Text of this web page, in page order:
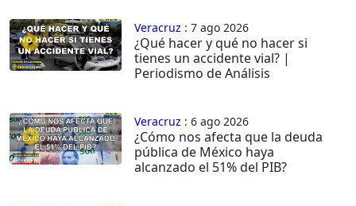
Veracruz : 7 ago 2026
¿Qué hacer y qué no hacer si
tienes un accidente vial? |
Periodismo de Análisis
Veracruz : 6 ago 2026
¿Cómo nos afecta que la deuda
pública de México haya
alcanzado el 51% del PIB?